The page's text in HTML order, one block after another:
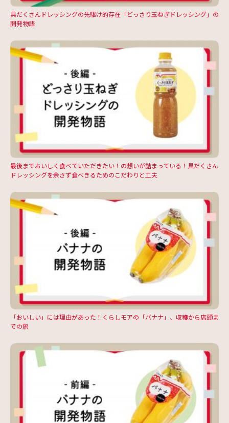
具だくさんドレッシングの先駆け的存在「どっさり玉ねぎドレッシング」の
開発物語
最後までおいしく食べていただきたい！の想いが詰まっている！具だくさん
ドレッシングを余さず食べきるためのこだわりと工夫
「おいしい」には理由があった！くらしモアの「バナナ」、収穫から店頭ま
での旅